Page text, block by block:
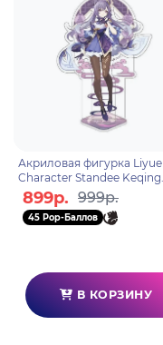
Акриловая фигурка Liyue
Character Standee Keqing
6972957487088
899р. 999р.
45 Pop-Баллов
В КОРЗИНУ